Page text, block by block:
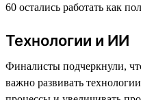
60 остались работать как
Технологии и ИИ
Финалисты подчеркнули,
важно развивать